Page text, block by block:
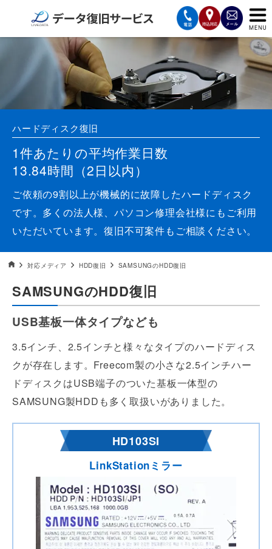
サービスの案内
復旧費用と納期
サービスの流れ
対応メディア
データ復旧事例
お客様の声
会社案内
ハードディスク復旧
1件あたりの平均作業日数
13.84時間（2日以内）
ご依頼の9割以上が機械的に故障したハードディスク
です。多くの法人様、パソコン修理会社様にもご利用
いただいています。復旧不可案件もご相談ください。
データ復旧HOME
対応メディア HDD復旧 SAMSUNGのHDD復旧
SAMSUNGのHDD復旧
USB基板一体タイプなども
3.5インチ、2.5インチと様々なタイプのハードディス
クが存在します。Freecom製の小さな2.5インチハー
ドディスクはUSB端子のついた基板一体型の
SAMSUNG製HDDも多く取扱いがありました。
HD103SI
LinkStationミラー